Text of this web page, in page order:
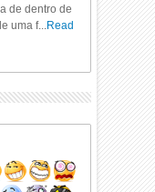
de dentro de
uma f... Read